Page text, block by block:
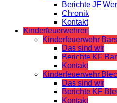
Berichte JF
Chronik
Kontakt
Kinderfeuerwehren
Kinderfeuerwehr
Das sind wir
Berichte KF
Kontakt
Kinderfeuerwehr
Das sind wir
Berichte KF
Kontakt